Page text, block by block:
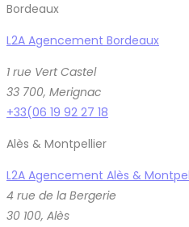
Bordeaux
L2A Agencement Bordeaux
1 rue Vert Castel
33 700, Merignac
+33(06 19 92 27 18
Alès & Montpellier
L2A Agencement Alès &
4 rue de la Bergerie
30 100, Alès